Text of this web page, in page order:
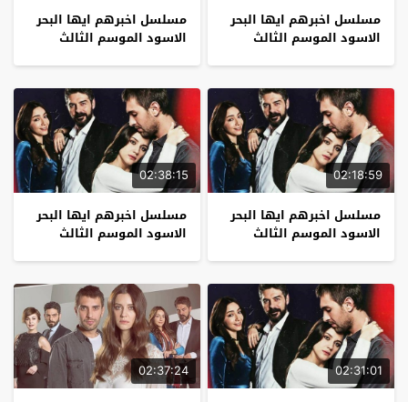
مسلسل اخبرهم ايها البحر
الاسود الموسم الثالث
مسلسل اخبرهم ايها البحر
الاسود الموسم الثالث
02:18:59
مسلسل اخبرهم ايها البحر
الاسود الموسم الثالث
02:38:15
مسلسل اخبرهم ايها البحر
الاسود الموسم الثالث
02:31:01
02:37:24